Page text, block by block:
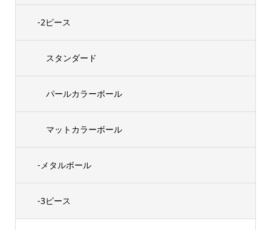
-2ピース
スタンダード
パールカラーボール
マットカラーボール
-メタルボール
-3ピース